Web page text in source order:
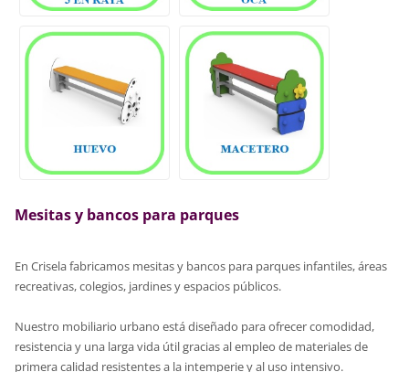
Mesitas y bancos para parques
En Crisela fabricamos mesitas y bancos para parques infantiles, áreas
recreativas, colegios, jardines y espacios públicos.
Nuestro mobiliario urbano está diseñado para ofrecer comodidad,
resistencia y una larga vida útil gracias al empleo de materiales de
primera calidad resistentes a la intemperie y al uso intensivo.